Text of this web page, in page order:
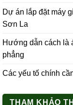
Dự án lắp đặt máy
Sơn La
Hướng dẫn cách là
phẳng
Các yếu tố chính
THAM KHẢO